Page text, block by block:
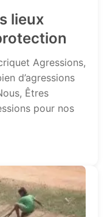
lieux
Agressions,
d’agressions
Êtres
pour nos